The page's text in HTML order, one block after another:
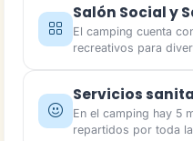
Salón Social y
El camping cuenta
recreativos para
Servicios
En el camping hay 5
repartidos por toda